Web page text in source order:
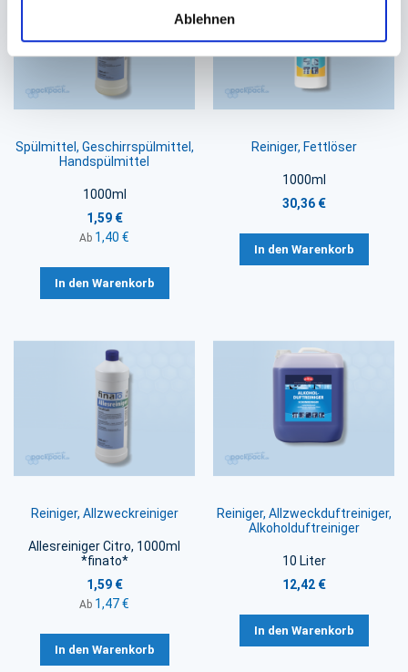
Ablehnen
Spülmittel, Geschirrspülmittel,
Handspülmittel
1000ml
1,59 €
Ab 1,40 €
In den Warenkorb
Reiniger, Fettlöser
1000ml
30,36 €
In den Warenkorb
Reiniger, Allzweckreiniger
Allesreiniger Citro, 1000ml
*finato*
1,59 €
Ab 1,47 €
In den Warenkorb
Reiniger, Allzweckduftreiniger,
Alkoholduftreiniger
10 Liter
12,42 €
In den Warenkorb